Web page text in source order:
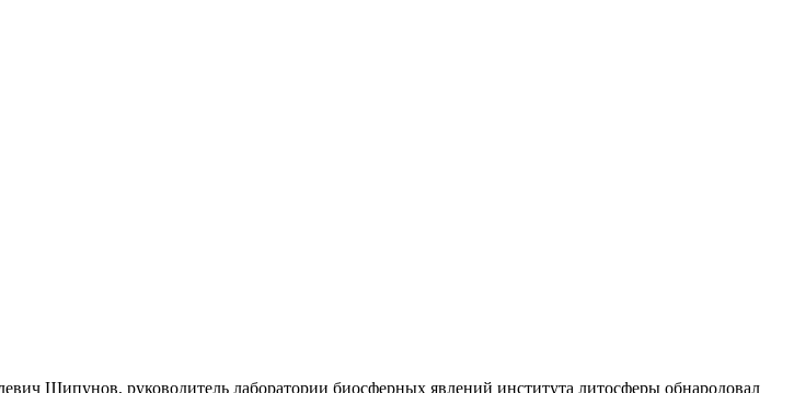
Шипунов, руководитель лаборатории биосферных явлений института литосферы обнародовал